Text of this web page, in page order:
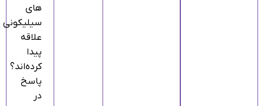
های
سیلیکونی
علاقه
پیدا
کرده‌اند؟
پاسخ
در